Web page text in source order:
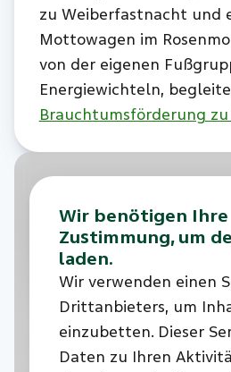
zu Weiberfastnacht und
Mottowagen im
von der eigenen
Energiewichteln,
Brauchtumsförderung
Wir benötigen Ihre
Zustimmung, um
laden.
Wir verwenden einen
Drittanbieters, um
einzubetten. Dieser
Daten zu Ihren